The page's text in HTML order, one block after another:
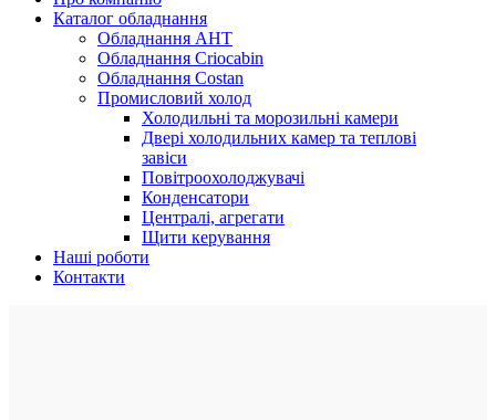
Каталог обладнання
Обладнання AHT
Обладнання Criocabin
Обладнання Costan
Промисловий холод
Холодильні та морозильні камери
Двері холодильних камер та теплові
завіси
Повітроохолоджувачі
Конденсатори
Централі, агрегати
Щити керування
Наші роботи
Контакти